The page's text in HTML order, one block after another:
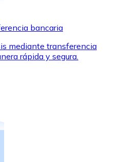
para comprar
de tus marcas favoritas con
regalo
bancaria
mediante transferencia
rápida y segura.